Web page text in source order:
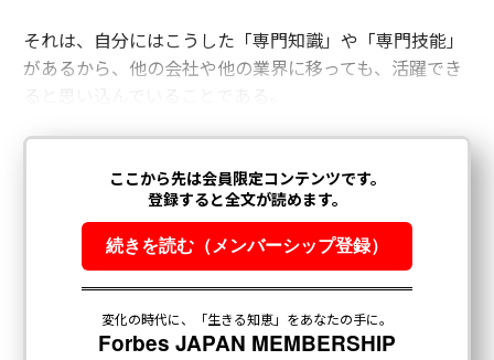
それは、自分にはこうした「専門知識」や「専門技能」
があるから、他の会社や他の業界に移っても、活躍でき